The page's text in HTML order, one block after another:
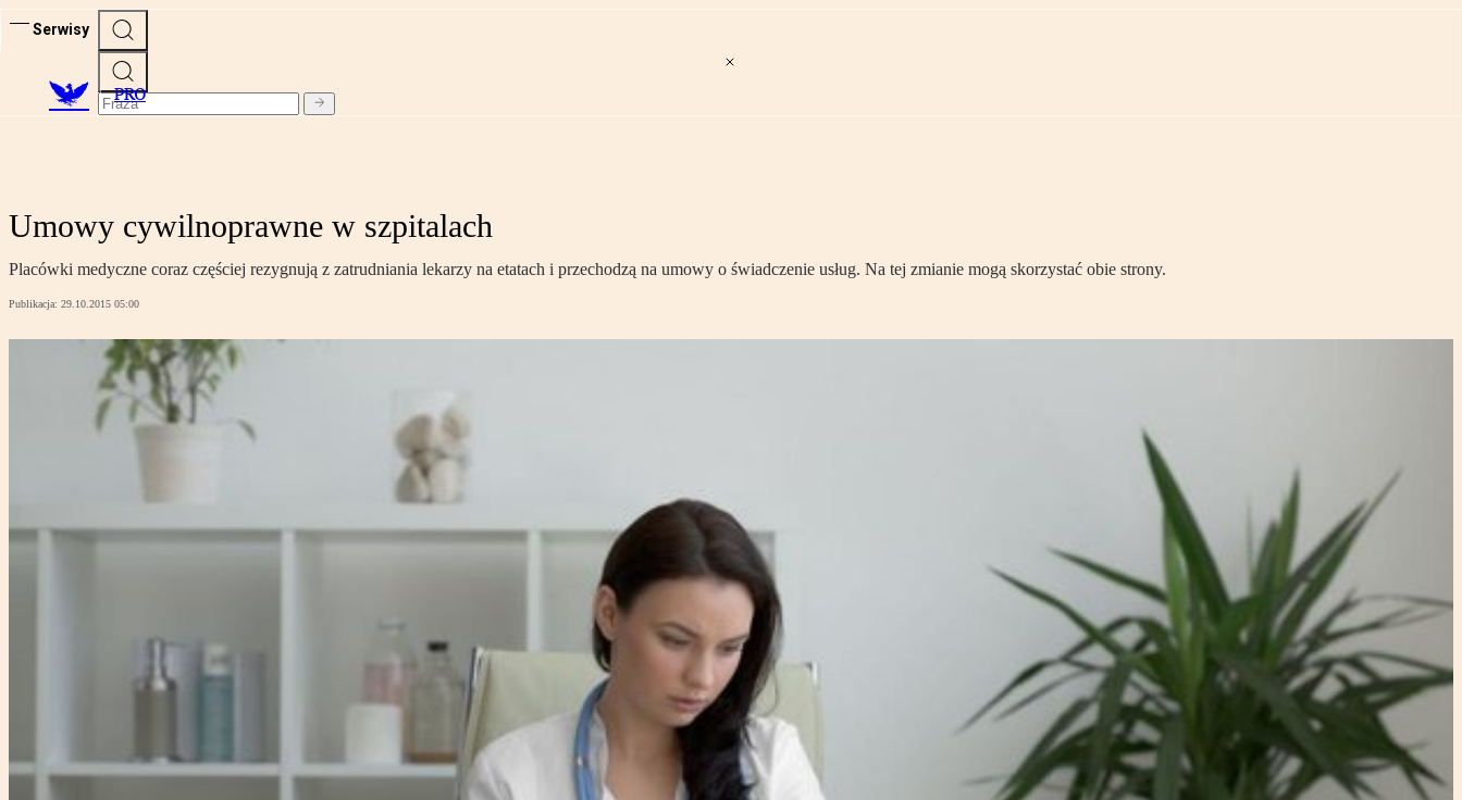
Serwisy
PRO
Umowy cywilnoprawne w szpitalach
Placówki medyczne coraz częściej rezygnują z zatrudniania lekarzy na etatach i przechodzą na umowy o świadczenie usług. Na tej zmianie mogą skorzystać obie strony.
Publikacja: 29.10.2015 05:00